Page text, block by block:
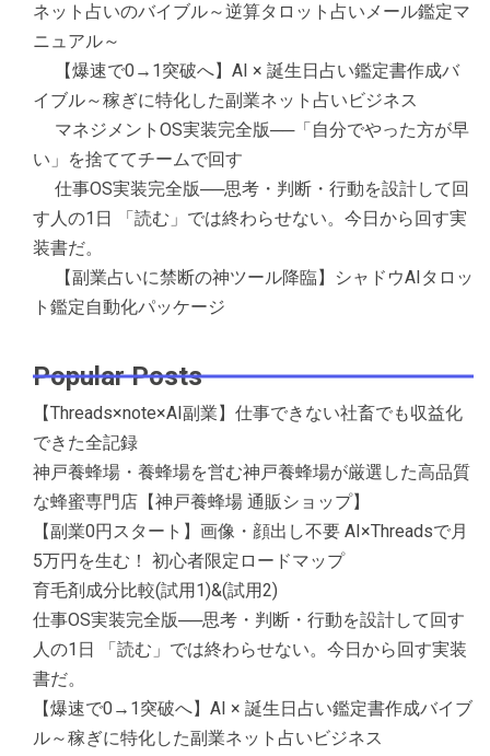
ネット占いのバイブル～逆算タロット占いメール鑑定マ
ニュアル～
【爆速で0→1突破へ】AI × 誕生日占い鑑定書作成バ
イブル～稼ぎに特化した副業ネット占いビジネス
マネジメントOS実装完全版──「自分でやった方が早
い」を捨ててチームで回す
仕事OS実装完全版──思考・判断・行動を設計して回
す人の1日 「読む」では終わらせない。今日から回す実
装書だ。
【副業占いに禁断の神ツール降臨】シャドウAIタロッ
ト鑑定自動化パッケージ
Popular Posts
【Threads×note×AI副業】仕事できない社畜でも収益化
できた全記録
神戸養蜂場・養蜂場を営む神戸養蜂場が厳選した高品質
な蜂蜜専門店【神戸養蜂場 通販ショップ】
【副業0円スタート】画像・顔出し不要 AI×Threadsで月
5万円を生む！ 初心者限定ロードマップ
育毛剤成分比較(試用1)&(試用2)
仕事OS実装完全版──思考・判断・行動を設計して回す
人の1日 「読む」では終わらせない。今日から回す実装
書だ。
【爆速で0→1突破へ】AI × 誕生日占い鑑定書作成バイブ
ル～稼ぎに特化した副業ネット占いビジネス